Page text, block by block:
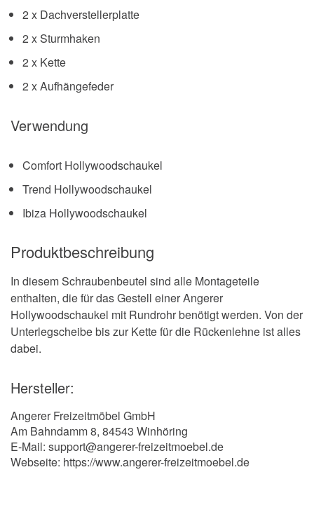
2 x Dachverstellerplatte
2 x Sturmhaken
2 x Kette
2 x Aufhängefeder
Verwendung
Comfort Hollywoodschaukel
Trend Hollywoodschaukel
Ibiza Hollywoodschaukel
Produktbeschreibung
In diesem Schraubenbeutel sind alle Montageteile
enthalten, die für das Gestell einer Angerer
Hollywoodschaukel mit Rundrohr benötigt werden. Von der
Unterlegscheibe bis zur Kette für die Rückenlehne ist alles
dabei.
Hersteller:
Angerer Freizeitmöbel GmbH
Am Bahndamm 8, 84543 Winhöring
E-Mail: support@angerer-freizeitmoebel.de
Webseite: https://www.angerer-freizeitmoebel.de